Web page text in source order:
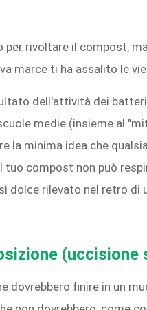
per rivoltare il compost,
marce ti ha assalito le vie
dell'attività dei
medie (insieme al
la minima idea che
tuo compost non può
dolce rilevato nel retro di
(uccisione
dovrebbero finire in un